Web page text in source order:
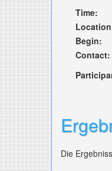
Time:
Begin:
Contact:
Die